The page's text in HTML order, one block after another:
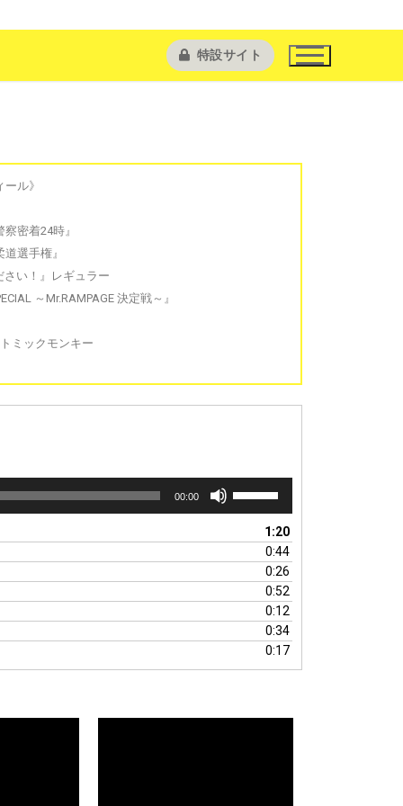
特設サイト
ール》
密着24時』
選手権』
さい！』レギュラー
～Mr.RAMPAGE 決定戦～』
ミックモンキー
00:00
ー
ム
調
節
に
は
下
1:20
0:44
0:26
0:52
0:12
0:34
0:17